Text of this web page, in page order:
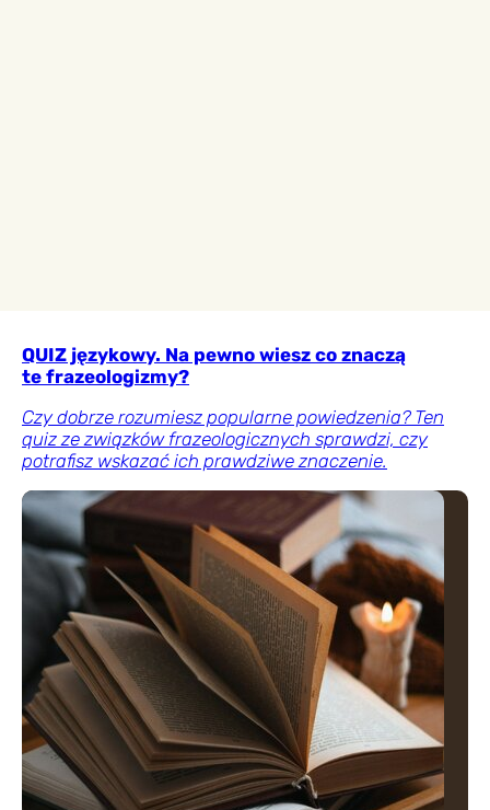
QUIZ językowy. Na pewno wiesz co znaczą
te frazeologizmy?
Czy dobrze rozumiesz popularne powiedzenia? Ten
quiz ze związków frazeologicznych sprawdzi, czy
potrafisz wskazać ich prawdziwe znaczenie.